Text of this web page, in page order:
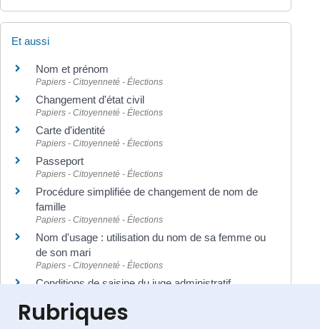
Et aussi
Nom et prénom
Papiers - Citoyenneté - Élections
Changement d'état civil
Papiers - Citoyenneté - Élections
Carte d'identité
Papiers - Citoyenneté - Élections
Passeport
Papiers - Citoyenneté - Élections
Procédure simplifiée de changement de nom de
famille
Papiers - Citoyenneté - Élections
Nom d'usage : utilisation du nom de sa femme ou
de son mari
Papiers - Citoyenneté - Élections
Conditions de saisine du juge administratif
Rubriques